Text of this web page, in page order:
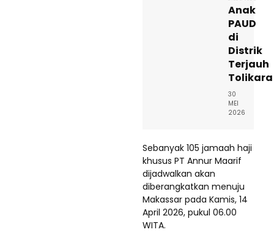
Anak
PAUD
di
Distrik
Terjauh
Tolikara
30
MEI
2026
Sebanyak 105 jamaah haji
khusus PT Annur Maarif
dijadwalkan akan
diberangkatkan menuju
Makassar pada Kamis, 14
April 2026, pukul 06.00
WITA.